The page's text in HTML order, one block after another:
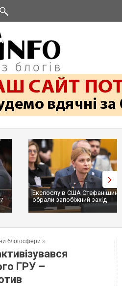
Експослу в США
обрали запобіжний захід
блогосфери »
ГРУ –